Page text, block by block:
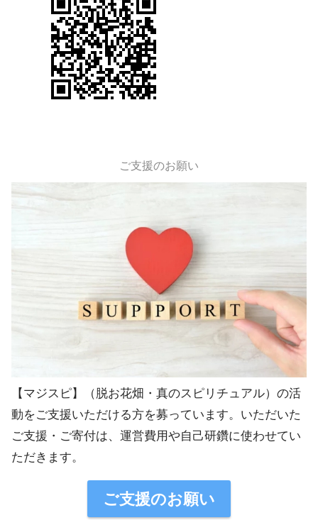
ご支援のお願い
【マジスピ】（脱お花畑・真のスピリチュアル）の活
動をご支援いただける方を募っています。いただいた
ご支援・ご寄付は、運営費用や自己研鑽に使わせてい
ただきます。
ご支援のお願い